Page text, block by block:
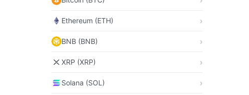
Ethereum (ETH)
BNB (BNB)
XRP (XRP)
Solana (SOL)